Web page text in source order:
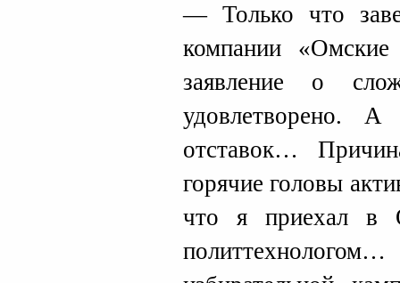
— Только что
компании
заявление о
удовлетворено. А
отставок…
горячие головы
что я приехал в